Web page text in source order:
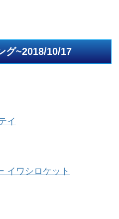
グ~2018/10/17
イ
イワシロケット